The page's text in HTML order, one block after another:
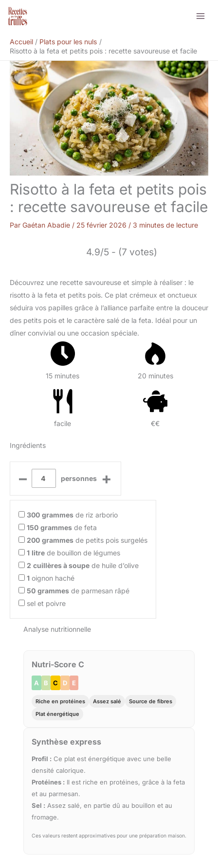
Aller
Accueil
Plats pour les nuls
Risotto à la feta et petits pois : recette savoureuse et facile
Risotto à la feta et petits pois
: recette savoureuse et facile
Par Gaétan Abadie / 25 février 2026 / 3 minutes de lecture
4.9/5 - (7 votes)
Découvrez une recette savoureuse et simple à réaliser : le
risotto à la feta et petits pois. Ce plat crémeux et onctueux
séduira vos papilles grâce à l’alliance parfaite entre la douceur
des petits pois et le caractère salé de la feta. Idéal pour un
dîner convivial ou une occasion spéciale.
15 minutes 20 minutes
facile €€
Ingrédients
– personnes +
300 grammes de riz arborio
150 grammes de feta
200 grammes de petits pois surgelés
1 litre de bouillon de légumes
2 cuillères à soupe de huile d’olive
1 oignon haché
50 grammes de parmesan râpé
sel et poivre
Analyse nutritionnelle
Nutri-Score C
A B C D E
Riche en protéines Assez salé
Source de fibres
Plat énergétique
Synthèse express
Profil : Ce plat est énergétique avec une belle
densité calorique.
Protéines : Il est riche en protéines, grâce à la feta
et au parmesan.
Sel : Assez salé, en partie dû au bouillon et au
fromage.
Ces valeurs restent approximatives pour une préparation maison.
Rechercher